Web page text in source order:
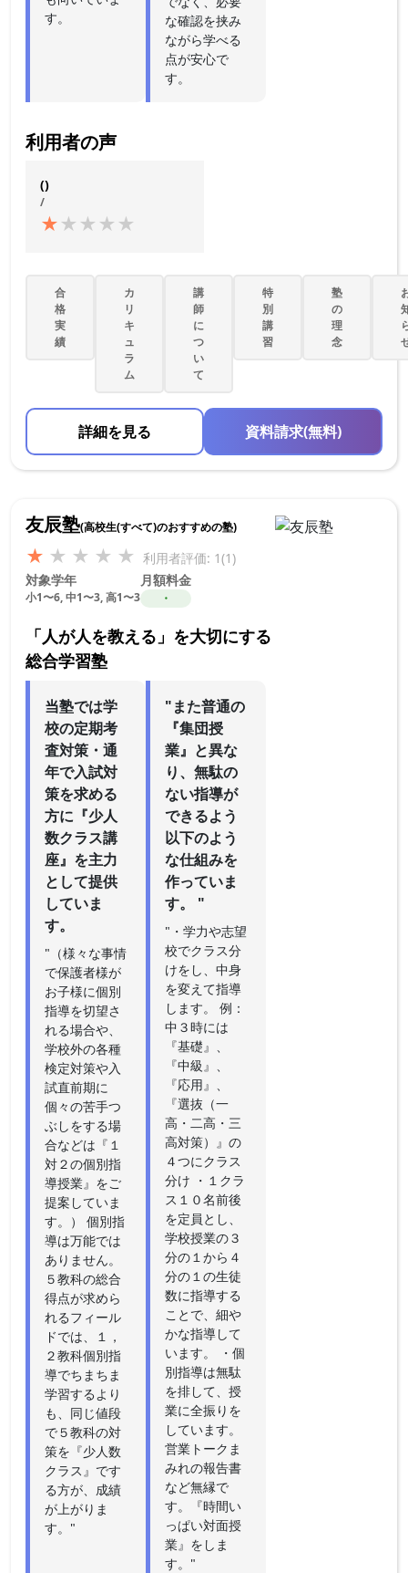
す。
な確認を挟み
ながら学べる
点が安心で
す。
利用者の声
()
/
★★ ★ ★ ★
合
格
実
績
カ
リ
キ
ュ
ラ
ム
講
師
に
つ
い
て
特
別
講
習
塾
の
理
念
詳細を見る 資料請求(無料)
友辰塾(高校生(すべて)のおすすめの塾)
★ ★ ★ ★ ★ 利用者評価: 1(1)
対象学年
小1〜6, 中1〜3, 高1〜3
月額料金
・
「人が人を教える」を大切にする
総合学習塾
当塾では学
校の定期考
査対策・通
年で入試対
策を求める
方に『少人
数クラス講
座』を主力
として提供
していま
す。
"（様々な事情
で保護者様が
お子様に個別
指導を切望さ
れる場合や、
学校外の各種
検定対策や入
試直前期に
個々の苦手つ
ぶしをする場
合などは『１
対２の個別指
導授業』をご
提案していま
す。） 個別指
導は万能では
ありません。
５教科の総合
得点が求めら
れるフィール
ドでは、１，
２教科個別指
導でちまちま
学習するより
も、同じ値段
で５教科の対
策を『少人数
クラス』です
る方が、成績
が上がりま
す。"
"また普通の
『集団授
業』と異な
り、無駄の
ない指導が
できるよう
以下のよう
な仕組みを
作っていま
す。 "
"・学力や志望
校でクラス分
けをし、中身
を変えて指導
します。 例：
中３時には
『基礎』、
『中級』、
『応用』、
『選抜（一
高・二高・三
高対策）』の
４つにクラス
分け ・１クラ
ス１０名前後
を定員とし、
学校授業の３
分の１から４
分の１の生徒
数に指導する
ことで、細や
かな指導して
います。 ・個
別指導は無駄
を排して、授
業に全振りを
しています。
営業トークま
みれの報告書
など無縁で
す。『時間い
っぱい対面授
業』をしま
す。"